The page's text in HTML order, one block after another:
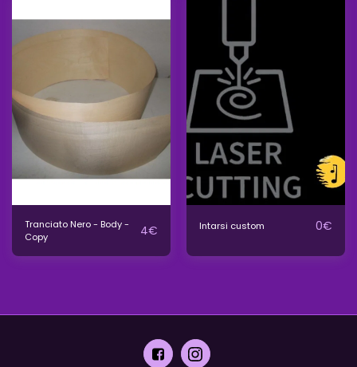
Tranciato Nero - Body -
Copy
4€ Intarsi custom 0€